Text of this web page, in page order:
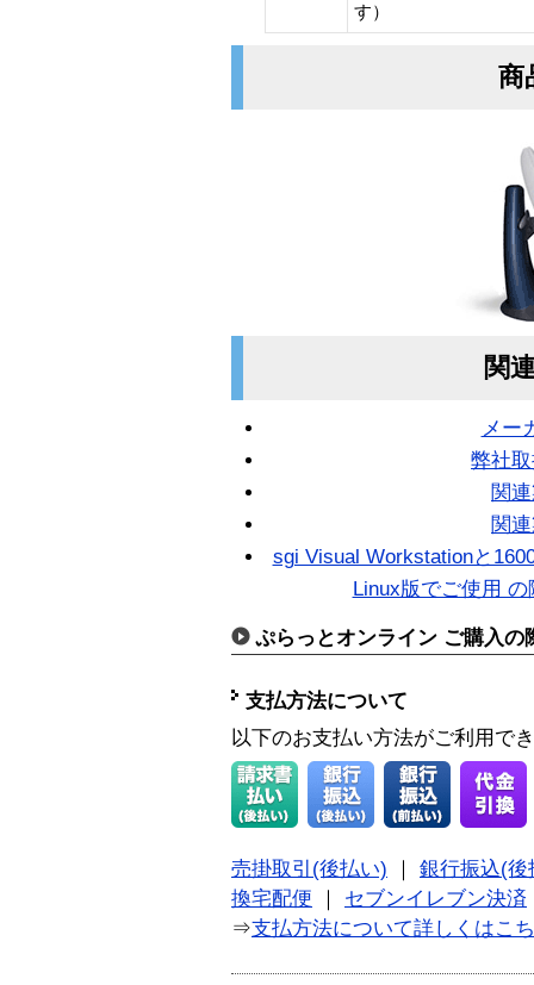
す）
商
関
メー
弊社
関
関
sgi Visual Workstationと
Linux版でご使用
ぷらっとオンライン ご購入の
支払方法について
以下のお支払い方法がご利用で
売掛取引(後払い)
銀行振込(後
換宅配便
セブンイレブン決済
⇒支払方法について詳しくはこ